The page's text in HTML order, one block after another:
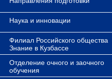
Наука и инновации
Филиал Российского общества
Знание в Кузбассе
Отделение очного и заочного
обучения